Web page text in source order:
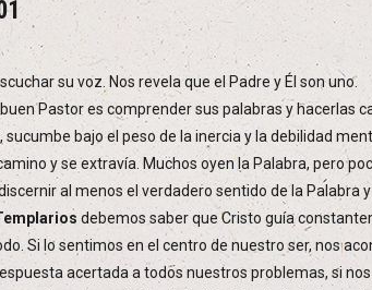
su voz. Nos revela que el Padre y Él son uno.
Pastor es comprender sus palabras y hacerlas
sucumbe bajo el peso de la inercia y la debilidad
y se extravía. Muchos oyen la Palabra, pero
al menos el verdadero sentido de la Palabra
debemos saber que Cristo guía
Si lo sentimos en el centro de nuestro ser, nos
acertada a todos nuestros problemas, si